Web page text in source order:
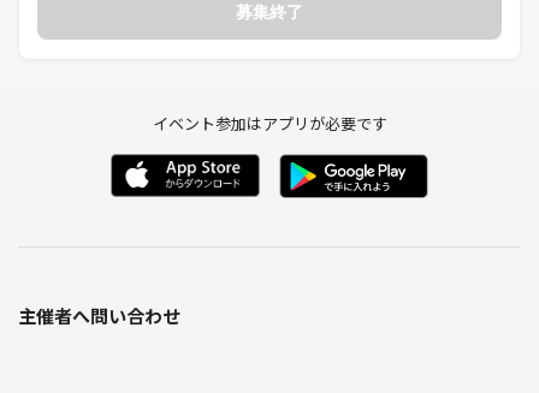
募集終了
イベント参加はアプリが必要です
主催者へ問い合わせ